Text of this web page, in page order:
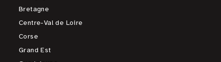
Bretagne
Centre-Val de Loire
Corse
Grand Est